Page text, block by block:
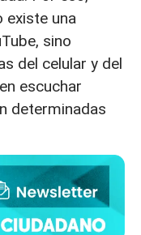
existe una
sino
del celular y del
escuchar
determinadas